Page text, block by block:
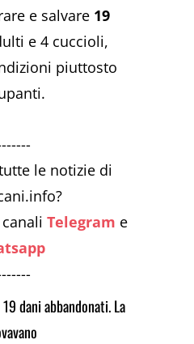
e salvare 19
e 4 cuccioli,
piuttosto
le notizie di
canaliTelegram e
dani abbandonati. La